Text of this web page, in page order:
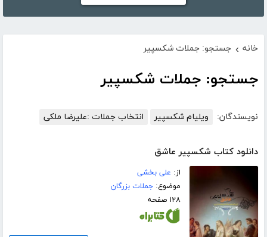
خانه › جستجو: جملات شکسپیر
جستجو: جملات شکسپیر
نویسندگان: ویلیام شکسپیر انتخاب جملات :علیرضا ملکی
دانلود کتاب شکسپیر عاشق
از: علی بخشی
موضوع:جملات بزرگان
۱۲۸ صفحه